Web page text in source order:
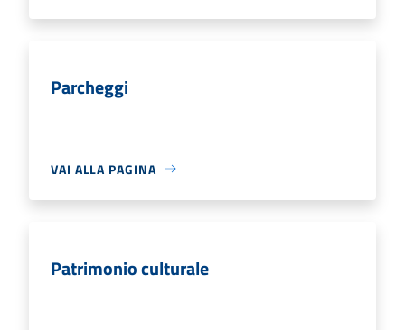
Parcheggi
VAI ALLA PAGINA
Patrimonio culturale